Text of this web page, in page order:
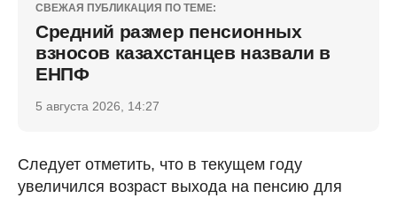
СВЕЖАЯ ПУБЛИКАЦИЯ ПО ТЕМЕ:
Средний размер пенсионных
взносов казахстанцев назвали в
ЕНПФ
5 августа 2026, 14:27
Следует отметить, что в текущем году
увеличился возраст выхода на пенсию для